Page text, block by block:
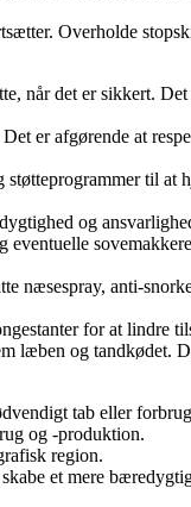
Overholde
når det er sikkert.
er afgørende at
til
og
næsespray, anti-
for at lindre
læben og tandkødet.
tab eller
og -produktion.
region.
et mere